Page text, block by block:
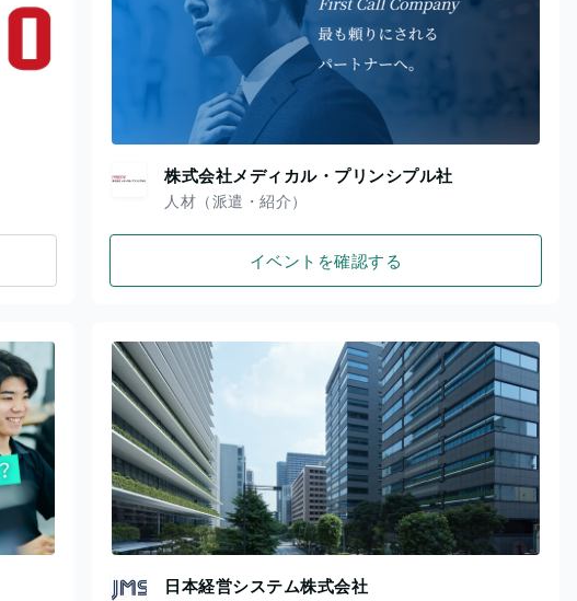
株式会社メディカル・プリンシプル社
人材（派遣・紹介）
イベントを確認する
日本経営システム株式会社